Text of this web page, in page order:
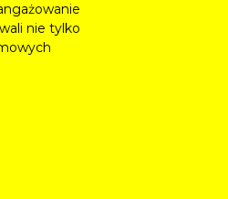
nie tylko